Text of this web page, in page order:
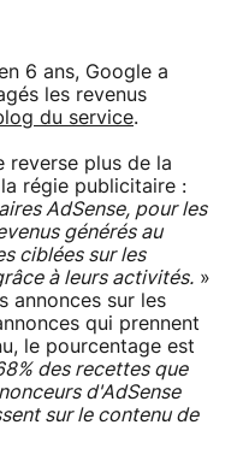
6 ans, Google a
les revenus
du service.
reverse plus de la
régie publicitaire :
AdSense, pour les
générés au
ciblées sur les
à leurs activités. »
annonces sur les
qui prennent
le pourcentage est
des recettes que
d'AdSense
sur le contenu de